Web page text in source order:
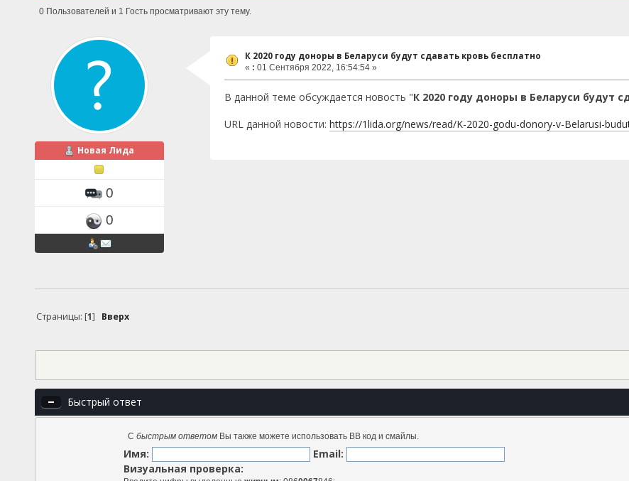
0 Пользователей и 1 Гость просматривают эту тему.
Новая Лида
0
0
К 2020 году доноры в Беларуси будут сдавать кровь бесплатно
« : 01 Сентября 2022, 16:54:54 »
В данной теме обсуждается новость "К 2020 году доноры в Беларуси будут
URL данной новости:https://1lida.org/news/read/K-2020-godu-donory-v-Belarusi-
Страницы: [1] Вверх
Быстрый ответ
Сбыстрым ответом Вы также можете использовать BB код и смайлы.
Имя:
Email:
Визуальная проверка: